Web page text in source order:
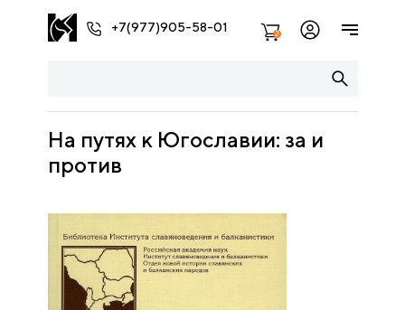
+7(977)905-58-01 2
На путях к Югославии: за и
против